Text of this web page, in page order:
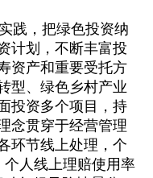
践，把绿色投资纳
计划，不断丰富投
资产和重要受托方
型、绿色乡村产业
投资多个项目，持
念贯穿于经营管理
环节线上处理，个
个人线上理赔使用率